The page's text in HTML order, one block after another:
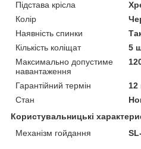
Підстава крісла
Колір
Наявність спинки
Кількість коліщат
5
Максимально допустиме
навантаження
Гарантійний термін
12
Стан
Користувальницькі
Механізм гойдання